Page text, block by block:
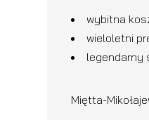
wybitna
wieloletni
legendarny
Miętta-